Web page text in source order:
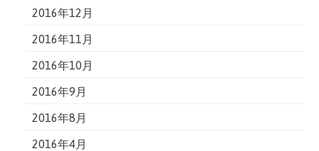
2016年12月
2016年11月
2016年10月
2016年9月
2016年8月
2016年4月